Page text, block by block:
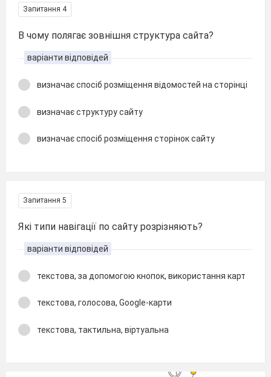
Запитання 4
В чому полягає зовнішня структура сайта?
варіанти відповідей
визначає спосіб розміщення відомостей на сторінці
визначає структуру сайту
визначає спосіб розміщення сторінок сайту
Запитання 5
Які типи навігації по сайту розрізняють?
варіанти відповідей
текстова, за допомогою кнопок, використання карт
текстова, голосова, Google-карти
текстова, тактильна, віртуальна